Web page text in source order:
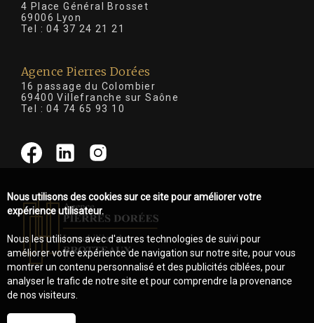
4 Place Général Brosset
69006 Lyon
Tel :04 37 24 21 21
Agence Pierres Dorées
16 passage du Colombier
69400 Villefranche sur Saône
Tel :04 74 65 93 10
Nous utilisons des cookies sur ce site pour améliorer votre
expérience utilisateur.
Nous les utilisons avec d'autres technologies de suivi pour
améliorer votre expérience de navigation sur notre site, pour vous
montrer un contenu personnalisé et des publicités ciblées, pour
analyser le trafic de notre site et pour comprendre la provenance
de nos visiteurs.